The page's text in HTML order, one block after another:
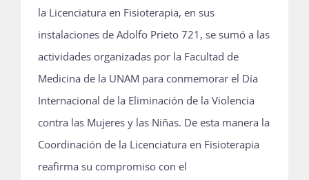
la Licenciatura en Fisioterapia, en sus
instalaciones de Adolfo Prieto 721, se sumó a las
actividades organizadas por la Facultad de
Medicina de la UNAM para conmemorar el Día
Internacional de la Eliminación de la Violencia
contra las Mujeres y las Niñas. De esta manera la
Coordinación de la Licenciatura en Fisioterapia
reafirma su compromiso con el